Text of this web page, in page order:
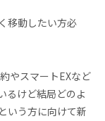
移動したい方必
やスマートEXなど
るけど結局どのよ
いう方に向けて新